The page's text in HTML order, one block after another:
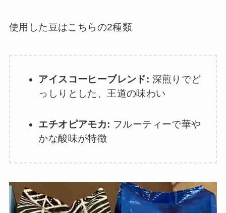
使用した豆はこちらの2種類
アイスコーヒーブレンド: 深煎りでど
っしりとした、王道の味わい
エチオピアモカ: フルーティーで華や
かな酸味が特徴